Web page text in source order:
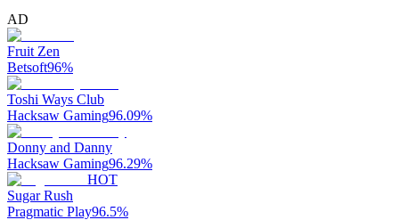
AD
Fruit Zen
Betsoft96%
Toshi Ways Club
Hacksaw Gaming96.09%
Donny and Danny
Hacksaw Gaming96.29%
HOT
Sugar Rush
Pragmatic Play96.5%